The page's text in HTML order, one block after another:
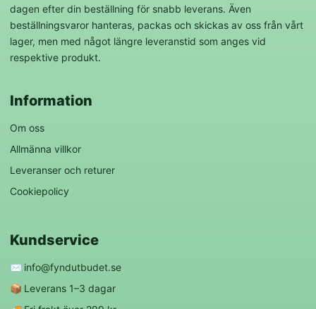
dagen efter din beställning för snabb leverans. Även
beställningsvaror hanteras, packas och skickas av oss från vårt
lager, men med något längre leveranstid som anges vid
respektive produkt.
Information
Om oss
Allmänna villkor
Leveranser och returer
Cookiepolicy
Kundservice
✉️ info@fyndutbudet.se
📦 Leverans 1–3 dagar